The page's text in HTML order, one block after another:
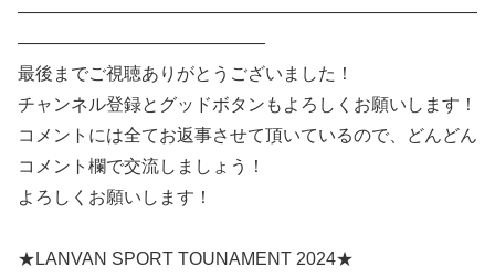
——————————————————————————
——————————————
最後までご視聴ありがとうございました！
チャンネル登録とグッドボタンもよろしくお願いします！
コメントには全てお返事させて頂いているので、どんどん
コメント欄で交流しましょう！
よろしくお願いします！
★LANVAN SPORT TOUNAMENT 2024★